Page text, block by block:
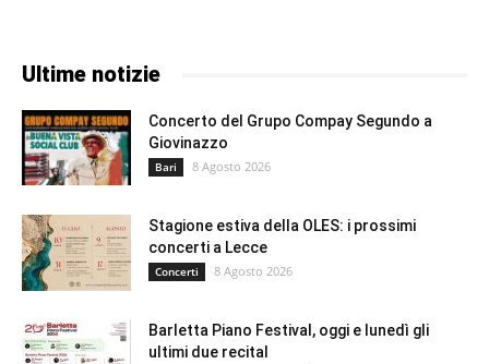
Ultime notizie
Concerto del Grupo Compay Segundo a
Giovinazzo
Bari 8 Agosto 2026
Stagione estiva della OLES: i prossimi
concerti a Lecce
Concerti 8 Agosto 2026
Barletta Piano Festival, oggi e lunedì gli
ultimi due recital